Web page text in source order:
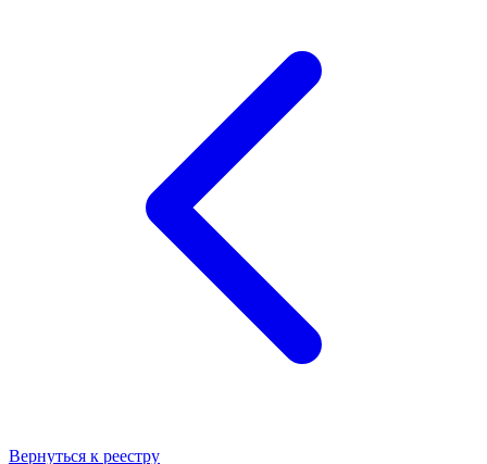
Вернуться к реестру